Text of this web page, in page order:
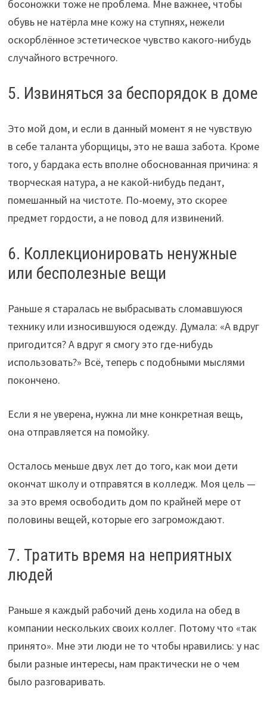
босоножки тоже не проблема. Мне важнее, чтобы
обувь не натёрла мне кожу на ступнях, нежели
оскорблённое эстетическое чувство какого-нибудь
случайного встречного.
5. Извиняться за беспорядок в доме
Это мой дом, и если в данный момент я не чувствую
в себе таланта уборщицы, это не ваша забота. Кроме
того, у бардака есть вполне обоснованная причина: я
творческая натура, а не какой-нибудь педант,
помешанный на чистоте. По-моему, это скорее
предмет гордости, а не повод для извинений.
6. Коллекционировать ненужные
или бесполезные вещи
Раньше я старалась не выбрасывать сломавшуюся
технику или износившуюся одежду. Думала: «А вдруг
пригодится? А вдруг я смогу это где-нибудь
использовать?» Всё, теперь с подобными мыслями
покончено.
Если я не уверена, нужна ли мне конкретная вещь,
она отправляется на помойку.
Осталось меньше двух лет до того, как мои дети
окончат школу и отправятся в колледж. Моя цель —
за это время освободить дом по крайней мере от
половины вещей, которые его загромождают.
7. Тратить время на неприятных
людей
Раньше я каждый рабочий день ходила на обед в
компании нескольких своих коллег. Потому что «так
принято». Мне эти люди не то чтобы нравились: у нас
были разные интересы, нам практически не о чем
было разговаривать.